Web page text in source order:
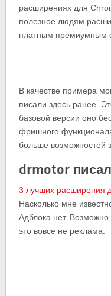
расширениях для
полезное людям
платным премиумным
В качестве примера
писали здесь ранее.
базовой версии оно
фришного
больше возможностей
drmotor
3 лучших расширения
Насколько мне
Адблока нет.
это вовсе не реклама.